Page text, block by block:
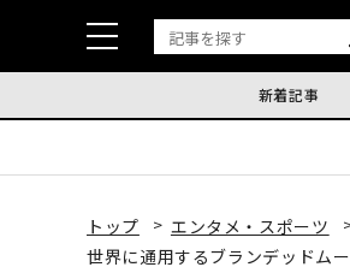
新着記事
トップ エンタメ・スポーツ
世界に通用するブランデッドム